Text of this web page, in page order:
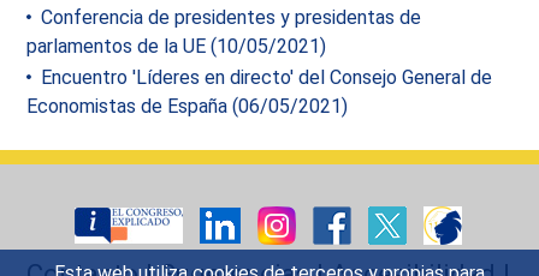
Conferencia de presidentes y presidentas de
parlamentos de la UE (10/05/2021)
Encuentro 'Líderes en directo' del Consejo General de
Economistas de España (06/05/2021)